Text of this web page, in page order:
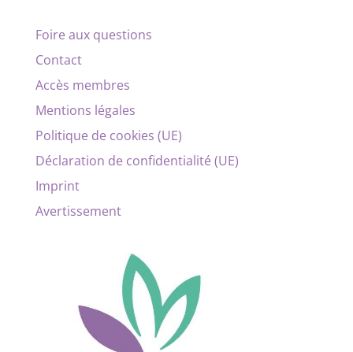
Foire aux questions
Contact
Accès membres
Mentions légales
Politique de cookies (UE)
Déclaration de confidentialité (UE)
Imprint
Avertissement